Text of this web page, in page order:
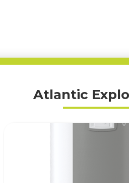
Atlantic